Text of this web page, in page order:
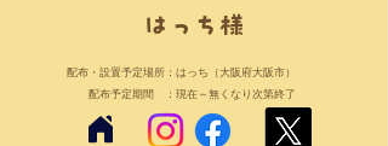
はっち様
配布・設置予定場所：はっち（大阪府大阪市）
配布予定期間 ：現在～無くなり次第終了